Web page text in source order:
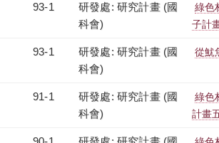
93-1
研發處: 研究計畫 (國
科會)
綠色
子計
93-1
研發處: 研究計畫 (國
科會)
從魷
91-1
研發處: 研究計畫 (國
科會)
綠色
計畫